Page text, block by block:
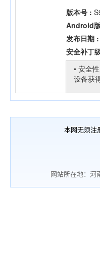
本网无须注
网站所在地：河